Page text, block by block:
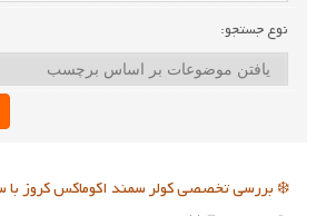
نوع جستجو:
❄️ بررسی تخصصی کولر سمند اکوماکس کروز